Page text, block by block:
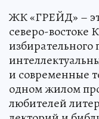
ЖК «ГРЕЙД» –
северо-востоке
избирательного
и современные
одном жилом
любителей